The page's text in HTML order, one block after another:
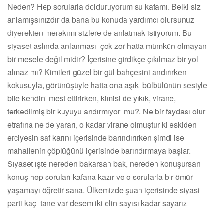
Neden? Hep sorularla dolduruyorum su kafamı. Belki siz
anlamışsınızdır da bana bu konuda yardımcı olursunuz
diyerekten merakımı sizlere de anlatmak istiyorum. Bu
siyaset aslında anlanması çok zor hatta mümkün olmayan
bir mesele değil midir? İçerisine girdikçe çıkılmaz bir yol
almaz mı? Kimileri güzel bir gül bahçesini andırırken
kokusuyla, görünüşüyle hatta ona aşık bülbülünün sesiyle
bile kendini mest ettirirken, kimisi de yıkık, virane,
terkedilmiş bir kuyuyu andırmıyor mu?. Ne bir faydası olur
etrafına ne de yararı, o kadar virane olmuştur ki eskiden
erciyesin saf karını içerisinde barındırırken şimdi ise
mahallenin çöplüğünü içerisinde barındırmaya başlar.
Siyaset işte nereden bakarsan bak, nereden konuşursan
konuş hep soruları kafana kazır ve o sorularla bir ömür
yaşamayı öğretir sana. Ülkemizde şuan içerisinde siyasi
parti kaç tane var desem iki elin sayısı kadar sayarız